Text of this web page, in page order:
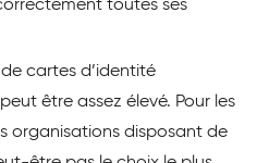
toutes ses
cartes d’identité
être assez élevé. Pour les
organisations disposant de